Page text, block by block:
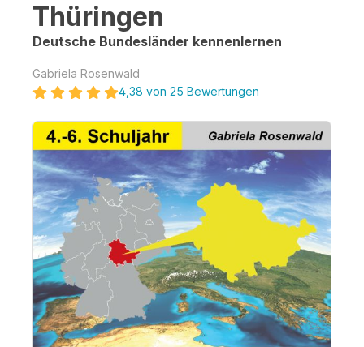
Thüringen
Deutsche Bundesländer kennenlernen
Gabriela Rosenwald
4,38 von 25 Bewertungen
Bildergalerie überspringen